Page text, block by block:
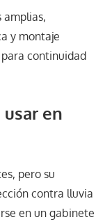
amplias,
y montaje
continuidad
usar en
pero su
contra lluvia
en un gabinete